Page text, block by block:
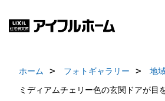
ホーム フォトギャラリー 地
ミディアムチェリー色の玄関ドアが